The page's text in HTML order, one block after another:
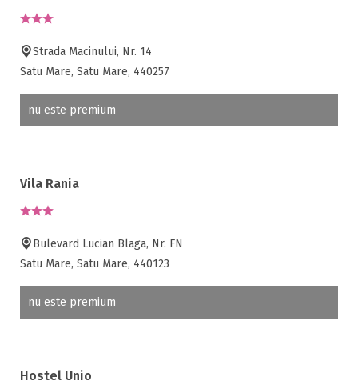
Strada Macinului, Nr. 14
Satu Mare, Satu Mare, 440257
nu este premium
Vila Rania
Bulevard Lucian Blaga, Nr. FN
Satu Mare, Satu Mare, 440123
nu este premium
Hostel Unio